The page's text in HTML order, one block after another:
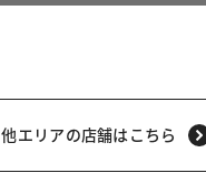
他エリアの店舗はこちら